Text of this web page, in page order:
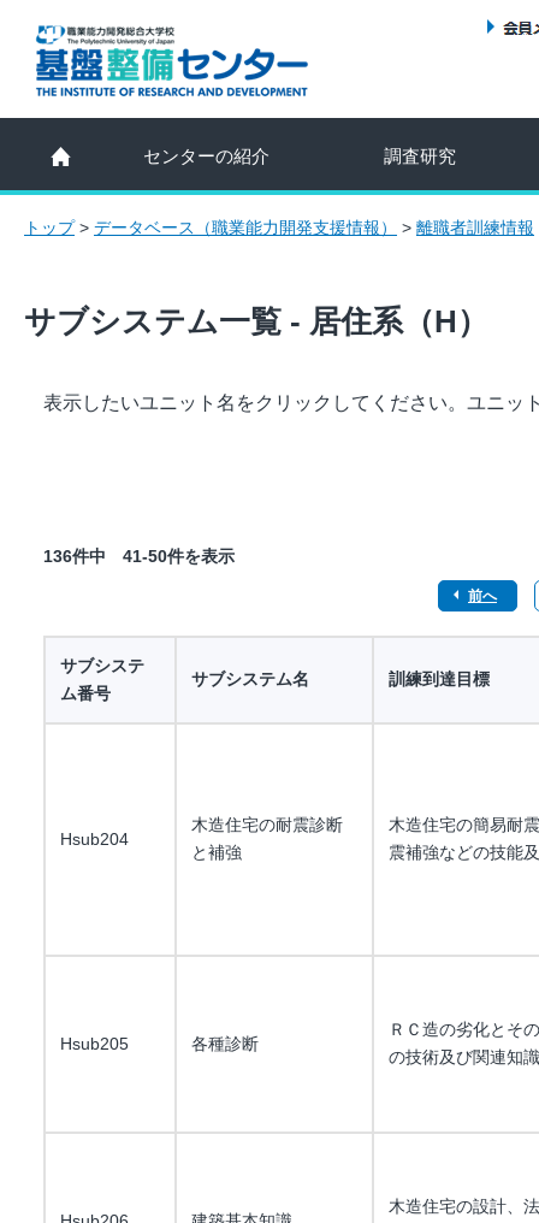
センターの紹介 調査研究
トップ> データベース（職業能力開発支援情報） > 離職者訓練情報
サブシステム一覧 - 居住系（H）
表示したいユニット名をクリックしてください。ユニッ
136件中 41-50件を表示
前へ
サブシステ
ム番号
サブシステム名 訓練到達目標
Hsub204
木造住宅の耐震診断
と補強
木造住宅の簡易耐
震補強などの技能
Hsub205 各種診断
ＲＣ造の劣化とそ
の技術及び関連知
木造住宅の設計、